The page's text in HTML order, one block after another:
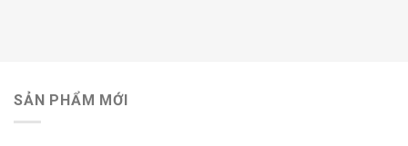
SẢN PHẨM MỚI